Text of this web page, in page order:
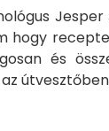
hogy
és